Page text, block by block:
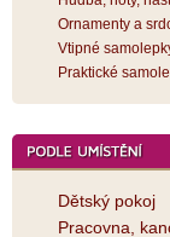
Ornamenty a
Vtipné
Praktické
Dětský pokoj
Pracovna,